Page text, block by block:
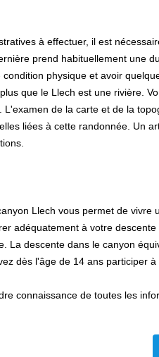
à effectuer, il est
prend habituellement une
physique et avoir
que le Llech est une rivière.
de la carte et de la
liées à cette randonnée. Un
Llech vous permet de vivre
adéquatement à votre
La descente dans le canyon
dès l'âge de 14 ans participer à
connaissance de toutes les